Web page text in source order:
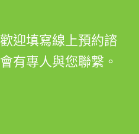
迎填寫線上預約諮
有專人與您聯繫。